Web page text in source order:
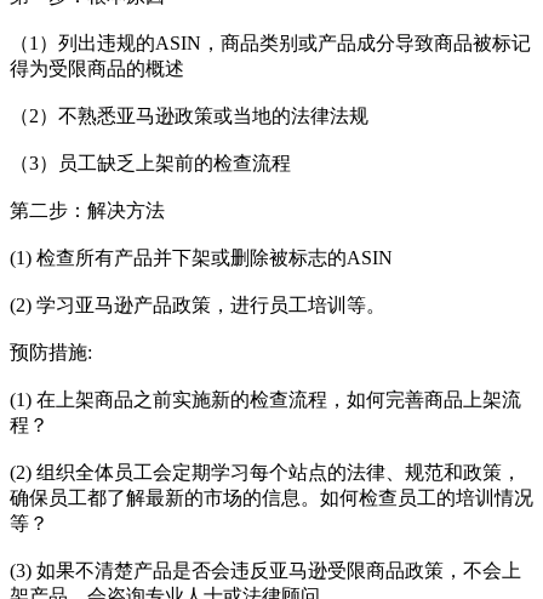
（1）列出违规的ASIN，商品类别或产品成分导致商品被标记
得为受限商品的概述
（2）不熟悉亚马逊政策或当地的法律法规
（3）员工缺乏上架前的检查流程
第二步：解决方法
(1) 检查所有产品并下架或删除被标志的ASIN
(2) 学习亚马逊产品政策，进行员工培训等。
预防措施:
(1) 在上架商品之前实施新的检查流程，如何完善商品上架流
程？
(2) 组织全体员工会定期学习每个站点的法律、规范和政策，
确保员工都了解最新的市场的信息。如何检查员工的培训情况
等？
(3) 如果不清楚产品是否会违反亚马逊受限商品政策，不会上